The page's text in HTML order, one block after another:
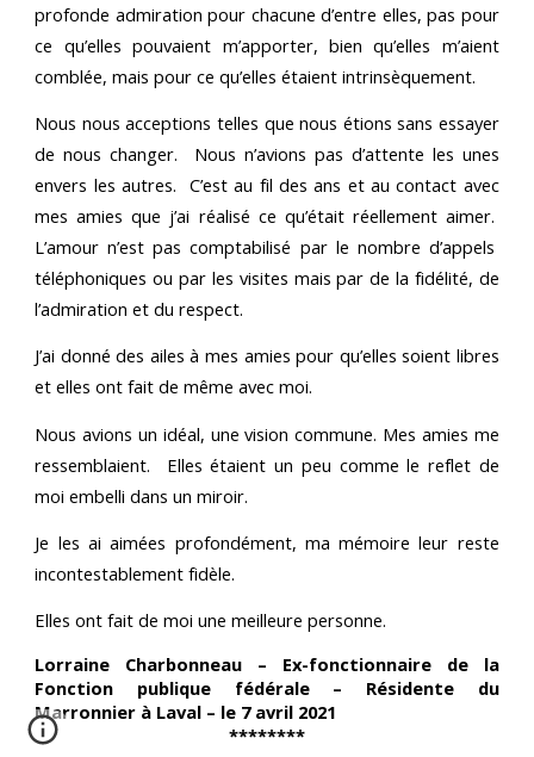
profonde admiration pour chacune d’entre elles, pas pour
ce qu’elles pouvaient m’apporter, bien qu’elles m’aient
comblée, mais pour ce qu’elles étaient intrinsèquement.
Nous nous acceptions telles que nous étions sans essayer
de nous changer. Nous n’avions pas d’attente les unes
envers les autres. C’est au fil des ans et au contact avec
mes amies que j’ai réalisé ce qu’était réellement aimer.
L’amour n’est pas comptabilisé par le nombre d’appels
téléphoniques ou par les visites mais par de la fidélité, de
l’admiration et du respect.
J’ai donné des ailes à mes amies pour qu’elles soient libres
et elles ont fait de même avec moi.
Nous avions un idéal, une vision commune. Mes amies me
ressemblaient. Elles étaient un peu comme le reflet de
moi embelli dans un miroir.
Je les ai aimées profondément, ma mémoire leur reste
incontestablement fidèle.
Elles ont fait de moi une meilleure personne.
Lorraine Charbonneau – Ex-fonctionnaire de la
Fonction publique fédérale – Résidente du
Marronnier à Laval – le 7 avril 2021
********